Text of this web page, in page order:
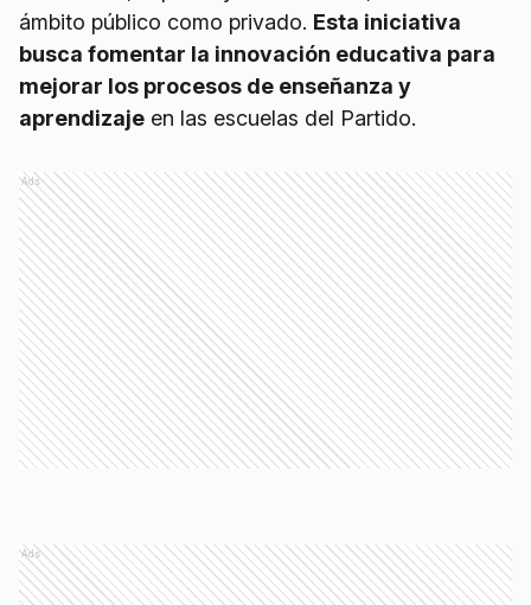
ámbito público como privado. Esta iniciativa
busca fomentar la innovación educativa para
mejorar los procesos de enseñanza y
aprendizaje en las escuelas del Partido.
Ads
Ads